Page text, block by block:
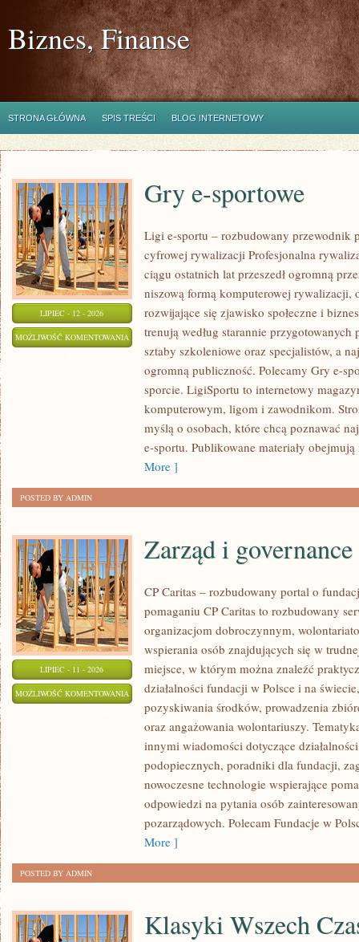
Biznes, Finanse
STRONA GŁÓWNA SPIS TREŚCI BLOG INTERNETOWY
LIPIEC - 12 - 2026
MOŻLIWOŚĆ KOMENTOWANIA
SPORTOWE
Gry e-sportowe
Ligi e-sportu – rozbudowany przewodnik
cyfrowej rywalizacji Profesjonalna
ciągu ostatnich lat przeszedł ogromną
niszową formą komputerowej rywalizacji,
rozwijające się zjawisko społeczne i
trenują według starannie
sztaby szkoleniowe oraz specjalistów, a
ogromną publiczność. Polecamy Gry e-
sporcie. LigiSportu to internetowy
komputerowym, ligom i zawodnikom.
myślą o osobach, które chcą poznawać
e-sportu. Publikowane materiały
More ]
POSTED BY ADMIN
LIPIEC - 11 - 2026
MOŻLIWOŚĆ KOMENTOWANIA ZARZĄD
GOVERNANCE
Zarząd i governance
CP Caritas – rozbudowany portal o
pomaganiu CP Caritas to rozbudowany
organizacjom dobroczynnym,
wspierania osób znajdujących się w
miejsce, w którym można znaleźć
działalności fundacji w Polsce i na
pozyskiwania środków, prowadzenia
oraz angażowania wolontariuszy.
innymi wiadomości dotyczące
podopiecznych, poradniki dla fundacji,
nowoczesne technologie wspierające
odpowiedzi na pytania osób
pozarządowych. Polecam Fundacje w
More ]
POSTED BY ADMIN
Klasyki Wszech